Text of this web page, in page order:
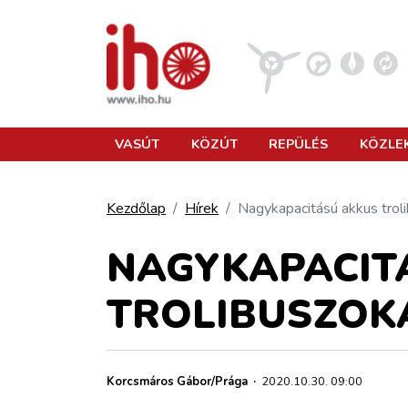
KÖZLEKEDÉSFEJLESZTÉS
ELLÁTÁSI LÁNC
VASÚT KÖZÚT REPÜLÉS
Kezdőlap Hírek Nagykapacitású akkus
Korcsmáros Gábor/Prága · 2020.10.30. 09:00